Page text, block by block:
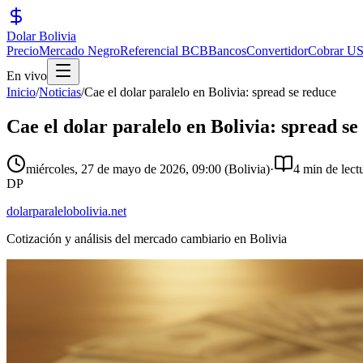
Dolar Bolivia
PrecioMercado NegroReferencial BCBBancosConvertidorCobrar
En vivo
Inicio/Noticias/Cae el dolar paralelo en Bolivia: spread se reduce
Cae el dolar paralelo en Bolivia: spread se
miércoles, 27 de mayo de 2026, 09:00 (Bolivia)·
4 min de
DP
dolarparalelobolivia.net
Cotización y análisis del mercado cambiario en Bolivia